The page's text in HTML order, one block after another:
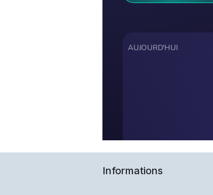
Informations